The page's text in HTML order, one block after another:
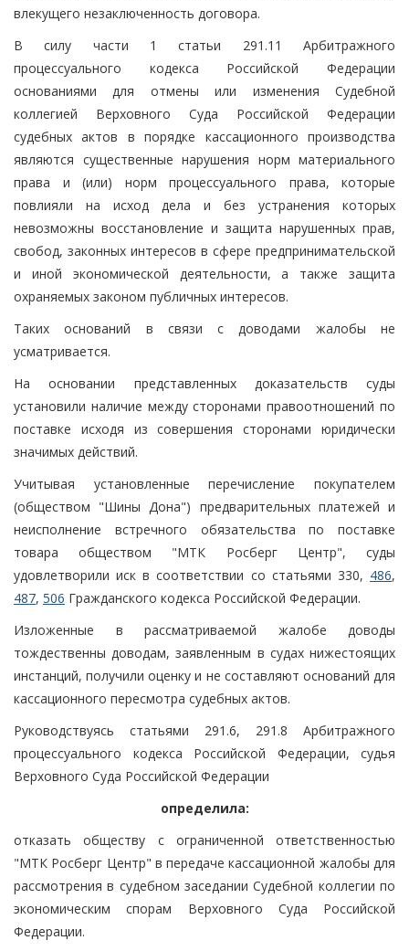
влекущего незаключенность договора.
В силу части 1 статьи 291.11 Арбитражного
процессуального кодекса Российской Федерации
основаниями для отмены или изменения Судебной
коллегией Верховного Суда Российской Федерации
судебных актов в порядке кассационного производства
являются существенные нарушения норм материального
права и (или) норм процессуального права, которые
повлияли на исход дела и без устранения которых
невозможны восстановление и защита нарушенных прав,
свобод, законных интересов в сфере предпринимательской
и иной экономической деятельности, а также защита
охраняемых законом публичных интересов.
Таких оснований в связи с доводами жалобы не
усматривается.
На основании представленных доказательств суды
установили наличие между сторонами правоотношений по
поставке исходя из совершения сторонами юридически
значимых действий.
Учитывая установленные перечисление покупателем
(обществом "Шины Дона") предварительных платежей и
неисполнение встречного обязательства по поставке
товара обществом "МТК Росберг Центр", суды
удовлетворили иск в соответствии со статьями 330, 486,
487, 506 Гражданского кодекса Российской Федерации.
Изложенные в рассматриваемой жалобе доводы
тождественны доводам, заявленным в судах нижестоящих
инстанций, получили оценку и не составляют оснований для
кассационного пересмотра судебных актов.
Руководствуясь статьями 291.6, 291.8 Арбитражного
процессуального кодекса Российской Федерации, судья
Верховного Суда Российской Федерации
определила:
отказать обществу с ограниченной ответственностью
"МТК Росберг Центр" в передаче кассационной жалобы для
рассмотрения в судебном заседании Судебной коллегии по
экономическим спорам Верховного Суда Российской
Федерации.